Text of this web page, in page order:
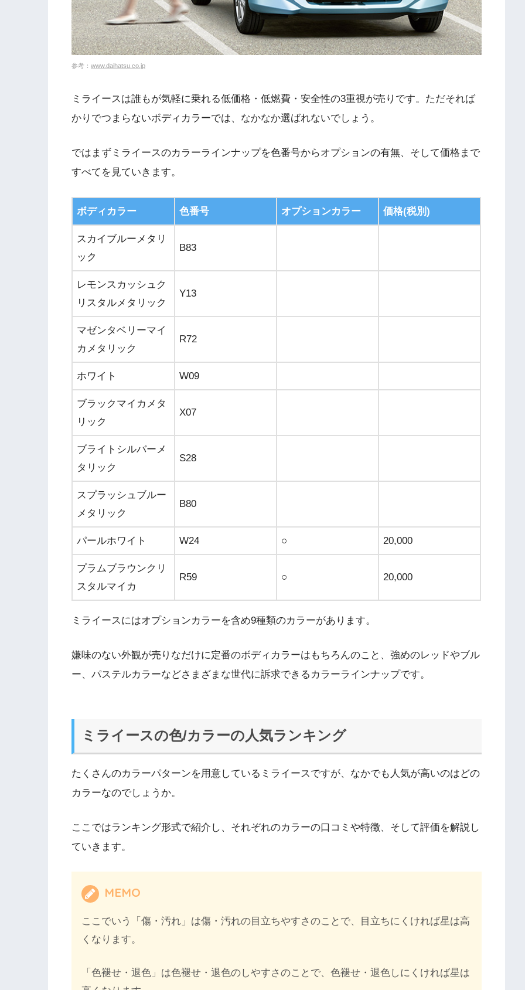
参考： www.daihatsu.co.jp
ミライースは誰もが気軽に乗れる低価格・低燃費・安全性の3重視が売りです。ただそれば
かりでつまらないボディカラーでは、なかなか選ばれないでしょう。
ではまずミライースのカラーラインナップを色番号からオプションの有無、そして価格まで
すべてを見ていきます。
ボディカラー 色番号 オプションカラー 価格(税別)
スカイブルーメタリ
ック
B83
レモンスカッシュク
リスタルメタリック
Y13
マゼンタベリーマイ
カメタリック
R72
ホワイト W09
ブラックマイカメタ
リック
X07
ブライトシルバーメ
タリック
S28
スプラッシュブルー
メタリック
B80
パールホワイト W24 ○ 20,000
プラムブラウンクリ
スタルマイカ
R59 ○ 20,000
ミライースにはオプションカラーを含め9種類のカラーがあります。
嫌味のない外観が売りなだけに定番のボディカラーはもちろんのこと、強めのレッドやブル
ー、パステルカラーなどさまざまな世代に訴求できるカラーラインナップです。
ミライースの色/カラーの人気ランキング
たくさんのカラーパターンを用意しているミライースですが、なかでも人気が高いのはどの
カラーなのでしょうか。
ここではランキング形式で紹介し、それぞれのカラーの口コミや特徴、そして評価を解説し
ていきます。
MEMO
ここでいう「傷・汚れ」は傷・汚れの目立ちやすさのことで、目立ちにくければ星は高
くなります。
「色褪せ・退色」は色褪せ・退色のしやすさのことで、色褪せ・退色しにくければ星は